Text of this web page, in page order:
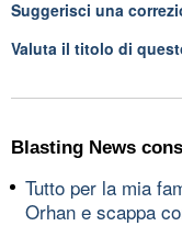
Suggerisci una
Valuta il titolo di
Blasting News
Tutto per la mia
Orhan e scappa